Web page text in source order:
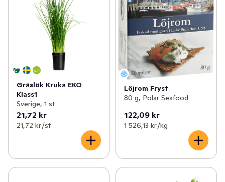
Gräslök Kruka EKO
Klass1
Sverige, 1 st
21,72 kr
21,72 kr /st
Löjrom Fryst
80 g, Polar Seafood
122,09 kr
1 526,13 kr /kg